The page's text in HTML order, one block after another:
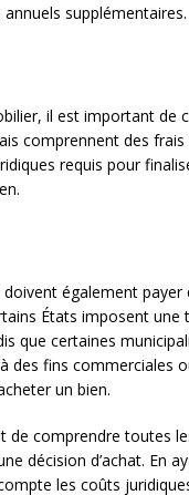
supplémentaires.
il est important de
comprennent des
requis pour
également
États imposent
que certaines
des fins commerciales
un bien.
de comprendre toutes
décision d’achat. En
les coûts